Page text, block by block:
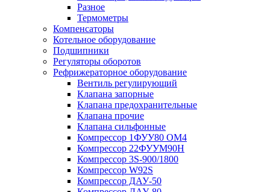
Разное
Термометры
Компенсаторы
Котельное оборудование
Подшипники
Регуляторы оборотов
Рефрижераторное оборудование
Вентиль регулирующий
Клапана запорные
Клапана предохранительные
Клапана прочие
Клапана сильфонные
Компрессор 1ФУУ80 ОМ4
Компрессор 22ФУУМ90Н
Компрессор 3S-900/1800
Компрессор W92S
Компрессор ДАУ-50